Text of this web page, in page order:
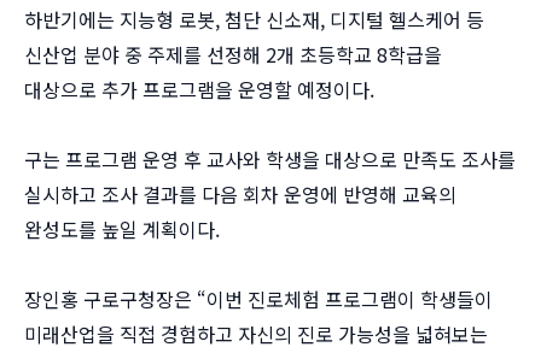
하반기에는 지능형 로봇, 첨단 신소재, 디지털 헬스케어 등
신산업 분야 중 주제를 선정해 2개 초등학교 8학급을
대상으로 추가 프로그램을 운영할 예정이다.
구는 프로그램 운영 후 교사와 학생을 대상으로 만족도 조사를
실시하고 조사 결과를 다음 회차 운영에 반영해 교육의
완성도를 높일 계획이다.
장인홍 구로구청장은 “이번 진로체험 프로그램이 학생들이
미래산업을 직접 경험하고 자신의 진로 가능성을 넓혀보는